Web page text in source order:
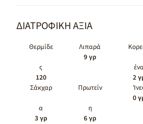
ΔΙΑΤΡΟΦΙΚΗ ΑΞΙΑ
Θερμίδε
ς
120
Λιπαρά
9 γρ
2
Σάκχαρ
α
3 γρ
Πρωτείν
η
6 γρ
0